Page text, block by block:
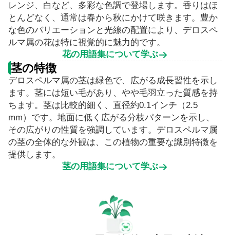
レンジ、白など、多彩な色調で登場します。香りはほ
とんどなく、通常は春から秋にかけて咲きます。豊か
な色のバリエーションと光線の配置により、デロスペ
ルマ属の花は特に視覚的に魅力的です。
花の用語集について学ぶ
茎の特徴
デロスペルマ属の茎は緑色で、広がる成長習性を示し
ます。茎には短い毛があり、やや毛羽立った質感を持
ちます。茎は比較的細く、直径約0.1インチ（2.5
mm）です。地面に低く広がる分枝パターンを示し、
その広がりの性質を強調しています。デロスペルマ属
の茎の全体的な外観は、この植物の重要な識別特徴を
提供します。
茎の用語集について学ぶ